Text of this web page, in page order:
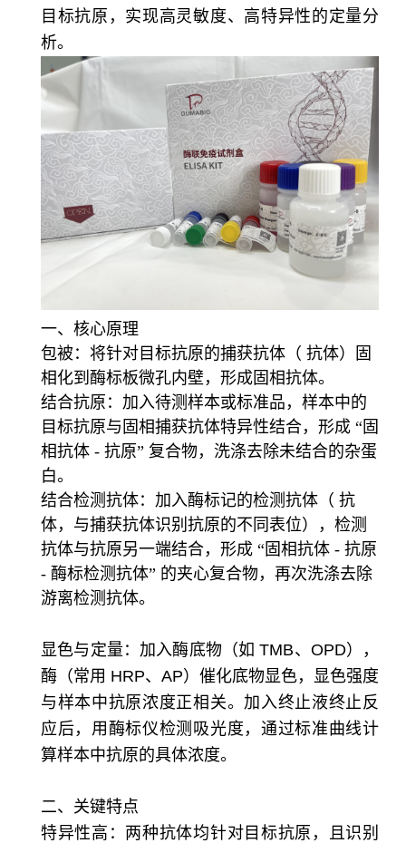
目标抗原，实现高灵敏度、高特异性的定量分
析。
一、核心原理
包被：将针对目标抗原的捕获抗体（ 抗体）固
相化到酶标板微孔内壁，形成固相抗体。
结合抗原：加入待测样本或标准品，样本中的
目标抗原与固相捕获抗体特异性结合，形成 “固
相抗体 - 抗原” 复合物，洗涤去除未结合的杂蛋
白。
结合检测抗体：加入酶标记的检测抗体（ 抗
体，与捕获抗体识别抗原的不同表位），检测
抗体与抗原另一端结合，形成 “固相抗体 - 抗原
- 酶标检测抗体” 的夹心复合物，再次洗涤去除
游离检测抗体。
显色与定量：加入酶底物（如 TMB、OPD），
酶（常用 HRP、AP）催化底物显色，显色强度
与样本中抗原浓度正相关。加入终止液终止反
应后，用酶标仪检测吸光度，通过标准曲线计
算样本中抗原的具体浓度。
二、关键特点
特异性高：两种抗体均针对目标抗原，且识别